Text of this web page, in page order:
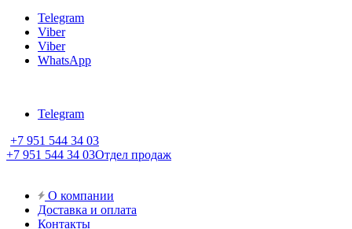
Telegram
Viber
Viber
WhatsApp
Telegram
+7 951 544 34 03
+7 951 544 34 03Отдел продаж
О компании
Доставка и оплата
Контакты